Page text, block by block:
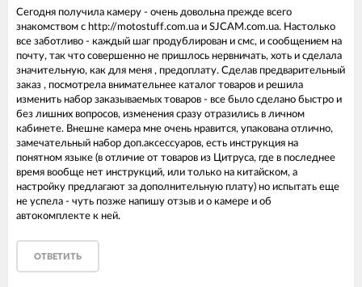
Сегодня получила камеру - очень довольна прежде всего
знакомством с http://motostuff.com.ua и SJCAM.com.ua. Настолько
все заботливо - каждый шаг продублирован и смс, и сообщением на
почту, так что совершенно не пришлось нервничать, хоть и сделала
значительную, как для меня , предоплату. Сделав предварительный
заказ , посмотрела внимательнее каталог товаров и решила
изменить набор заказываемых товаров - все было сделано быстро и
без лишних вопросов, изменения сразу отразились в личном
кабинете. Внешне камера мне очень нравится, упакована отлично,
замечательный набор доп.аксессуаров, есть инструкция на
понятном языке (в отличие от товаров из Цитруса, где в последнее
время вообще нет инструкций, или только на китайском, а
настройку предлагают за дополнительную плату) но испытать еще
не успела - чуть позже напишу отзыв и о камере и об
автокомплекте к ней.
ОТВЕТИТЬ